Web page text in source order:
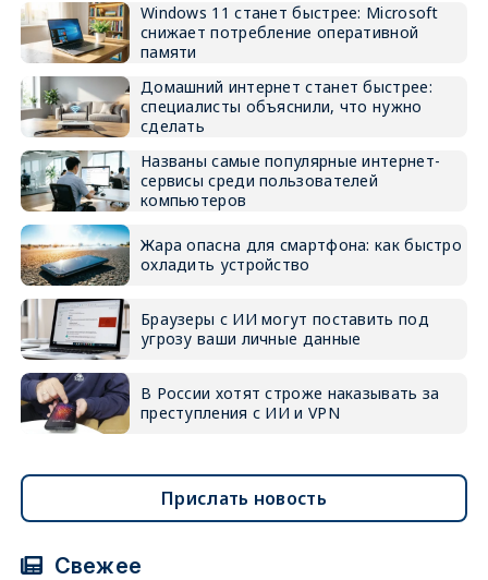
Windows 11 станет быстрее: Microsoft
снижает потребление оперативной
памяти
Домашний интернет станет быстрее:
специалисты объяснили, что нужно
сделать
Названы самые популярные интернет-
сервисы среди пользователей
компьютеров
Жара опасна для смартфона: как быстро
охладить устройство
Браузеры с ИИ могут поставить под
угрозу ваши личные данные
В России хотят строже наказывать за
преступления с ИИ и VPN
Прислать новость
Свежее